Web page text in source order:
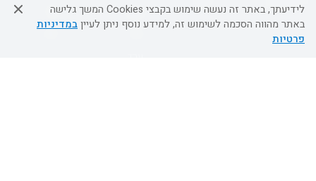
רחובות
צפת
חדרה
לידיעתך, באתר זה נעשה שימוש בקבצי Cookies המשך גלישה
באתר מהווה הסכמה לשימוש זה, למידע נוסף ניתן לעייןבמדיניות
פרטיות